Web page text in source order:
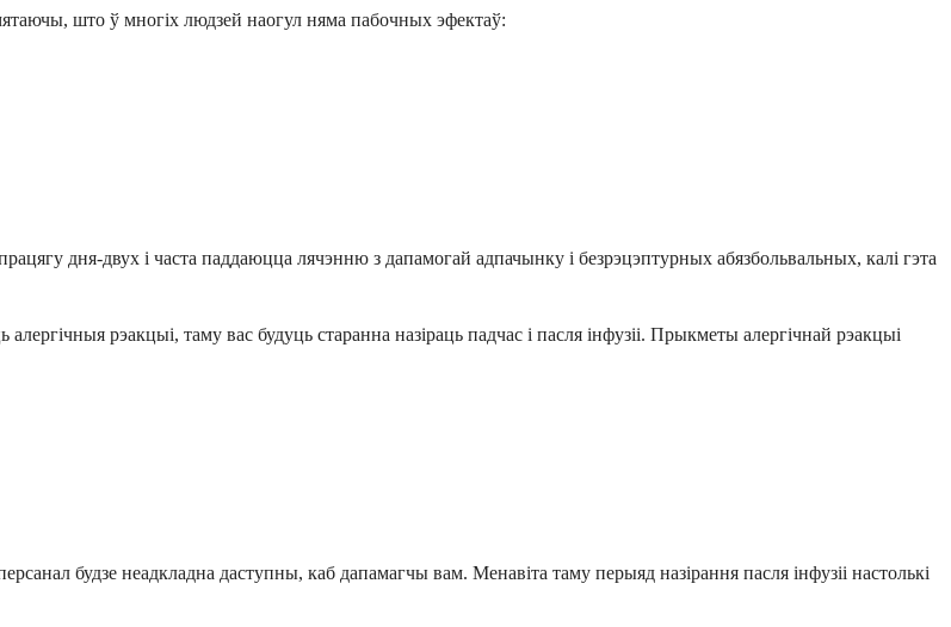
што ў многіх людзей наогул няма пабочных эфектаў:
дня-двух і часта паддаюцца лячэнню з дапамогай адпачынку і безрэцэптурных абязбольвальных, калі гэта
рэакцыі, таму вас будуць старанна назіраць падчас і пасля інфузіі. Прыкметы алергічнай рэакцыі
будзе неадкладна даступны, каб дапамагчы вам. Менавіта таму перыяд назірання пасля інфузіі настолькі